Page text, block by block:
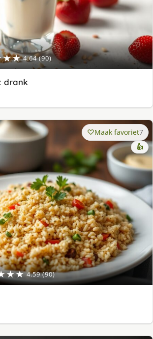
4.64 (90)
drank
4.59 (90)
Maak favoriet7
👍